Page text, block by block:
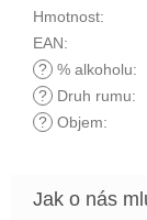
Hmotnost:
EAN:
? % alkoholu:
?
Druh rumu:
? Objem: